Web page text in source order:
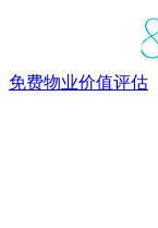
免费物业价值评估